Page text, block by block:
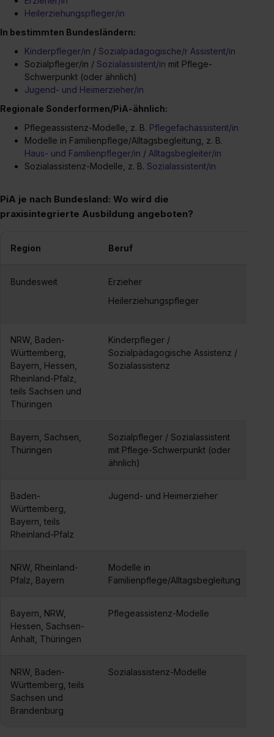
Heilerziehungspfleger/in
In bestimmten Bundesländern:
Kinderpfleger/in / Sozialpädagogische/r Assistent/in
Sozialpfleger/in / Sozialassistent/in mit Pflege-
Schwerpunkt (oder ähnlich)
Jugend- und Heimerzieher/in
Regionale Sonderformen/PiA-ähnlich:
Pflegeassistenz-Modelle, z. B. Pflegefachassistent/in
Modelle in Familienpflege/Alltagsbegleitung, z. B.
Haus- und Familienpfleger/in / Alltagsbegleiter/in
Sozialassistenz-Modelle, z. B. Sozialassistent/in
PiA je nach Bundesland: Wo wird die
praxisintegrierte Ausbildung angeboten?
Region Beruf
Bundesweit
Erzieher
Heilerziehungspfleger
NRW, Baden-
Württemberg,
Bayern, Hessen,
Rheinland-Pfalz,
teils Sachsen und
Thüringen
Kinderpfleger /
Sozialpädagogische Assistenz /
Sozialassistenz
Bayern, Sachsen,
Thüringen
Sozialpfleger / Sozialassistent
mit Pflege-Schwerpunkt (oder
ähnlich)
Baden-
Württemberg,
Bayern, teils
Rheinland-Pfalz
Jugend- und Heimerzieher
NRW, Rheinland-
Pfalz, Bayern
Modelle in
Familienpflege/Alltagsbegleitung
Bayern, NRW,
Hessen, Sachsen-
Anhalt, Thüringen
Pflegeassistenz-Modelle
NRW, Baden-
Württemberg, teils
Sachsen und
Brandenburg
Sozialassistenz-Modelle